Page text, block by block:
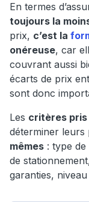
En termes
toujours la
prix, c’est la
onéreuse, car
couvrant aussi
écarts de prix
sont donc
Les critères pris
déterminer leurs
mêmes : type
de
garanties,